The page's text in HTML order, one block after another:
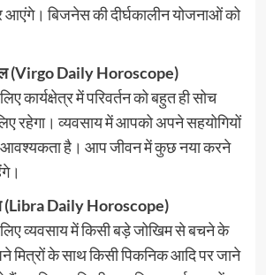
बिजनेस की दीर्घकालीन योजनाओं को
(Virgo Daily Horoscope)
कार्यक्षेत्र में परिवर्तन को बहुत ही सोच
रहेगा। व्यवसाय में आपको अपने सहयोगियों
आवश्यकता है। आप जीवन में कुछ नया करने
(Libra Daily Horoscope)
व्यवसाय में किसी बड़े जोखिम से बचने के
मित्रों के साथ किसी पिकनिक आदि पर जाने